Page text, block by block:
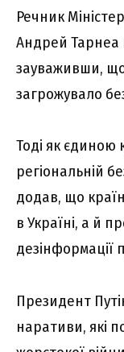
Речник
Андрей Тарнеа
зауваживши, що
загрожувало
Тоді як єдиною
регіональній
додав, що
в Україні, а й
дезінформації
Президент
наративи, які